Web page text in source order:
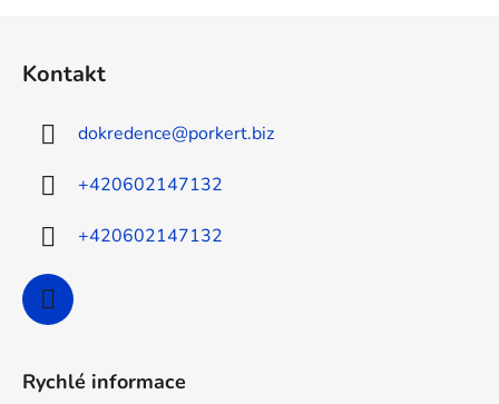
Kontakt
dokredence@porkert.biz
+420602147132
+420602147132
Rychlé informace